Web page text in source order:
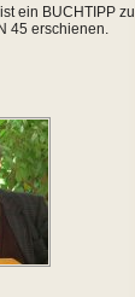
ein BUCHTIPP zu
45 erschienen.